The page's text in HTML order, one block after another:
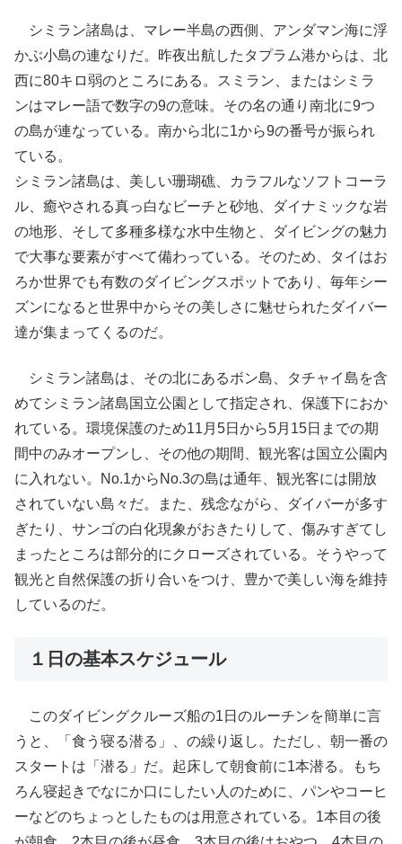
シミラン諸島は、マレー半島の西側、アンダマン海に浮
かぶ小島の連なりだ。昨夜出航したタプラム港からは、北
西に80キロ弱のところにある。スミラン、またはシミラ
ンはマレー語で数字の9の意味。その名の通り南北に9つ
の島が連なっている。南から北に1から9の番号が振られ
ている。
シミラン諸島は、美しい珊瑚礁、カラフルなソフトコーラ
ル、癒やされる真っ白なビーチと砂地、ダイナミックな岩
の地形、そして多種多様な水中生物と、ダイビングの魅力
で大事な要素がすべて備わっている。そのため、タイはお
ろか世界でも有数のダイビングスポットであり、毎年シー
ズンになると世界中からその美しさに魅せられたダイバー
達が集まってくるのだ。
シミラン諸島は、その北にあるボン島、タチャイ島を含
めてシミラン諸島国立公園として指定され、保護下におか
れている。環境保護のため11月5日から5月15日までの期
間中のみオープンし、その他の期間、観光客は国立公園内
に入れない。No.1からNo.3の島は通年、観光客には開放
されていない島々だ。また、残念ながら、ダイバーが多す
ぎたり、サンゴの白化現象がおきたりして、傷みすぎてし
まったところは部分的にクローズされている。そうやって
観光と自然保護の折り合いをつけ、豊かで美しい海を維持
しているのだ。
１日の基本スケジュール
このダイビングクルーズ船の1日のルーチンを簡単に言
うと、「食う寝る潜る」、の繰り返し。ただし、朝一番の
スタートは「潜る」だ。起床して朝食前に1本潜る。もち
ろん寝起きでなにか口にしたい人のために、パンやコーヒ
ーなどのちょっとしたものは用意されている。1本目の後